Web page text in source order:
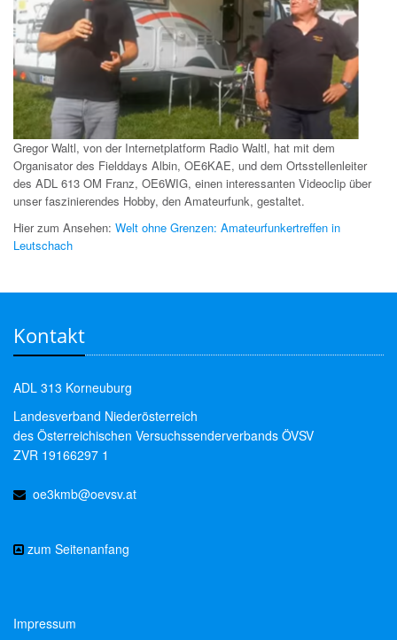
Gregor Waltl, von der Internetplatform Radio Waltl, hat mit dem
Organisator des Fielddays Albin, OE6KAE, und dem Ortsstellenleiter
des ADL 613 OM Franz, OE6WIG, einen interessanten Videoclip über
unser faszinierendes Hobby, den Amateurfunk, gestaltet.
Hier zum Ansehen: Welt ohne Grenzen: Amateurfunkertreffen in
Leutschach
Kontakt
ADL 313 Korneuburg
Landesverband Niederösterreich
des Österreichischen Versuchssenderverbands ÖVSV
ZVR 19166297 1
oe3kmb@oevsv.at
zum Seitenanfang
Impressum